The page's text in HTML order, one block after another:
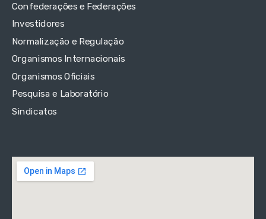
Confederações e Federações
Investidores
Normalização e Regulação
Organismos Internacionais
Organismos Oficiais
Pesquisa e Laboratório
Sindicatos